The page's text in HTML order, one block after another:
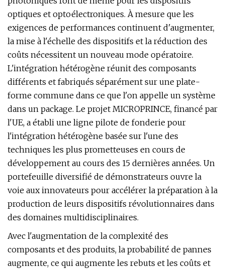
optiques et optoélectroniques. À mesure que les
exigences de performances continuent d'augmenter,
la mise à l'échelle des dispositifs et la réduction des
coûts nécessitent un nouveau mode opératoire.
L'intégration hétérogène réunit des composants
différents et fabriqués séparément sur une plate-
forme commune dans ce que l'on appelle un système
dans un package. Le projet MICROPRINCE, financé par
l'UE, a établi une ligne pilote de fonderie pour
l'intégration hétérogène basée sur l'une des
techniques les plus prometteuses en cours de
développement au cours des 15 dernières années. Un
portefeuille diversifié de démonstrateurs ouvre la
voie aux innovateurs pour accélérer la préparation à la
production de leurs dispositifs révolutionnaires dans
des domaines multidisciplinaires.
Avec l'augmentation de la complexité des
composants et des produits, la probabilité de pannes
augmente, ce qui augmente les rebuts et les coûts et